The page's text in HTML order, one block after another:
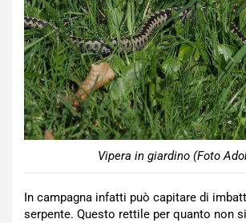
Vipera in giardino (Foto
In campagna infatti può capitare di
serpente. Questo rettile per quanto non